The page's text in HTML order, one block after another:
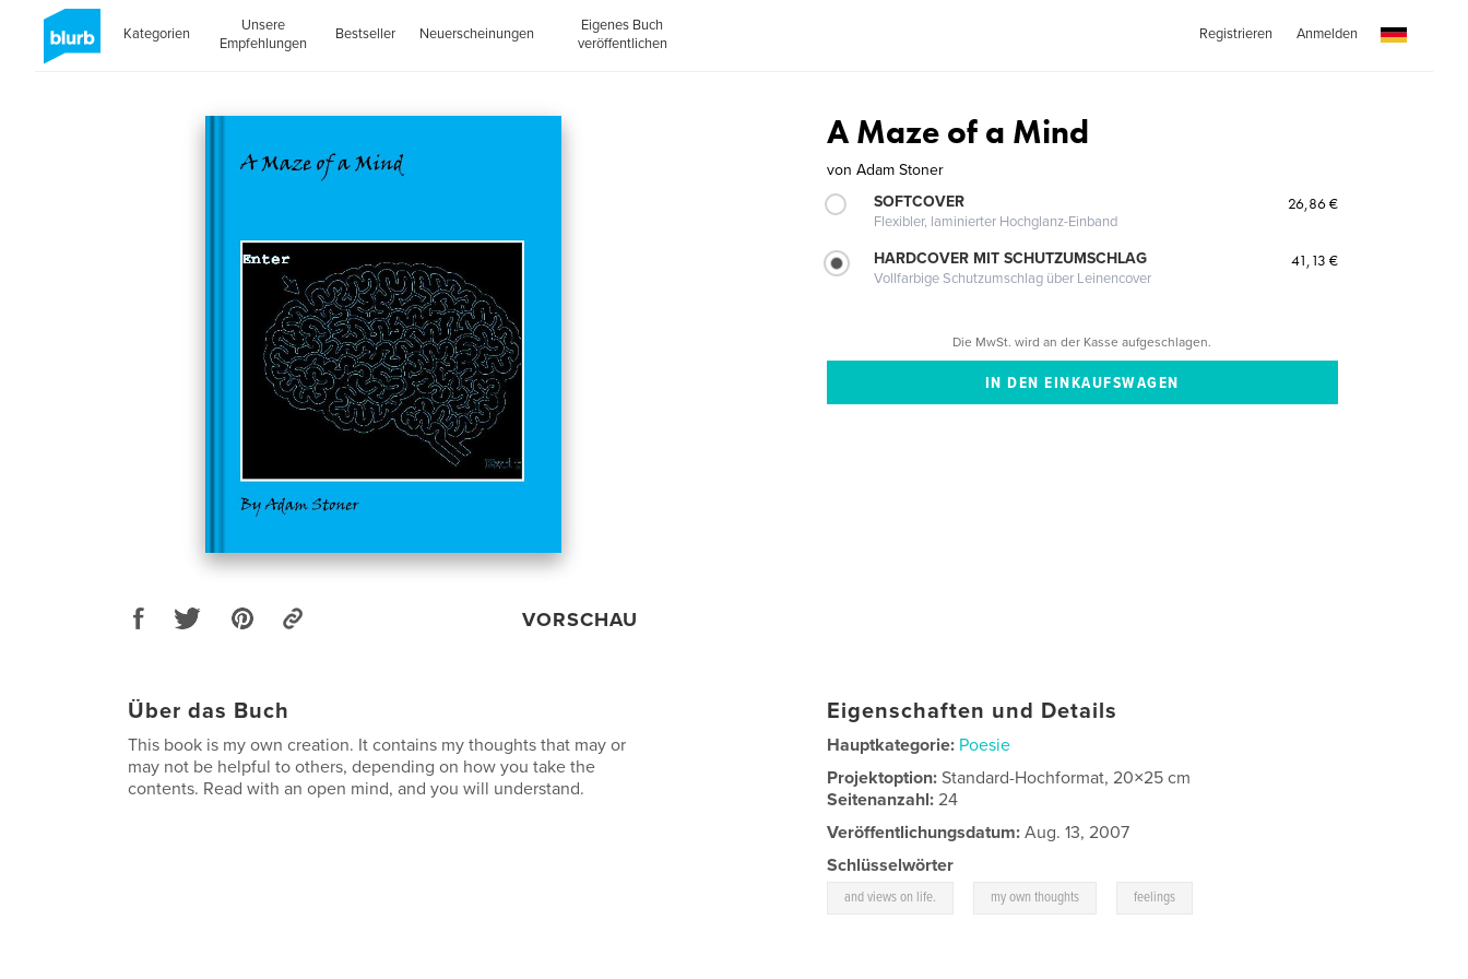
Kategorien
Unsere
Empfehlungen
Bestseller Neuerscheinungen
Eigenes Buch
veröffentlichen
Registrieren Anmelden
VORSCHAU
A Maze of a Mind
von Adam Stoner
SOFTCOVER
Flexibler, laminierter Hochglanz-Einband
26,86 €
HARDCOVER MIT SCHUTZUMSCHLAG
Vollfarbige Schutzumschlag über Leinencover
41,13 €
Die MwSt. wird an der Kasse aufgeschlagen.
Über das Buch
This book is my own creation. It contains my thoughts that may or
may not be helpful to others, depending on how you take the
contents. Read with an open mind, and you will understand.
Eigenschaften und Details
Hauptkategorie: Poesie
Projektoption:Standard-Hochformat, 20×25 cm
Seitenanzahl:24
Veröffentlichungsdatum: Aug. 13, 2007
Schlüsselwörter
and views on life. my own thoughts feelings